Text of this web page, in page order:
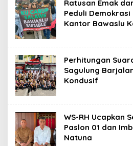
Ratusan Emak
Peduli
Kantor Bawaslu
Perhitungan
Sagulung
Kondusif
WS-RH Ucapkan
Paslon 01 dan
Natuna